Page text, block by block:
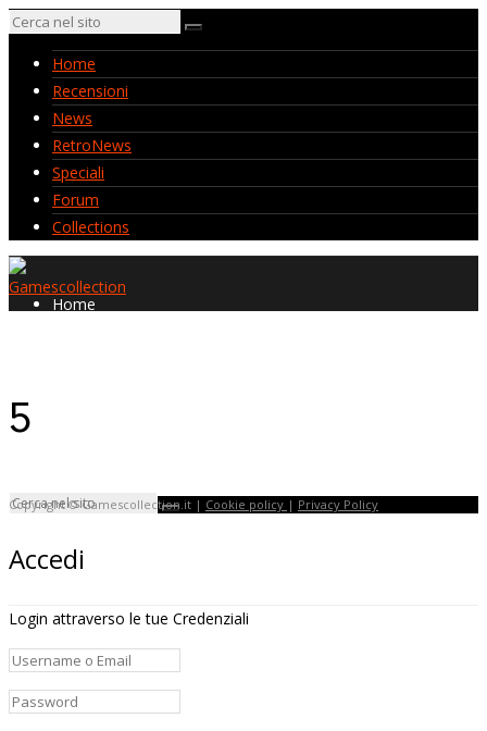
Home
Recensioni
News
RetroNews
Speciali
Forum
Collections
Home
5
Copyright © Gamescollection.it | Cookie policy | Privacy Policy
Accedi
Login attraverso le tue Credenziali